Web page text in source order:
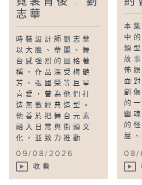
志華
時裝設計師劉志華
以大膽、華麗、舞
台感強烈的風格著
稱，作品深受梅艷
芳、張國榮等巨星
喜愛，曾為他們打
造無數經典造型。
他善於把舞台元素
融入日常與街頭文
化，並致力推動...
09/08/2026
收看
本
中
類
故
怖
面
創
的
幽
的
屈
08/